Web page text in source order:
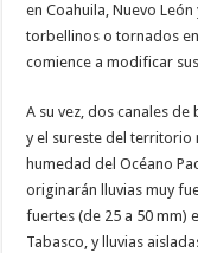
en Coahuila, Nuevo
torbellinos o tornados
comience a modificar
A su vez, dos canales
y el sureste del territorio
humedad del Océano
originarán lluvias muy
fuertes (de 25 a 50 mm)
Tabasco, y lluvias